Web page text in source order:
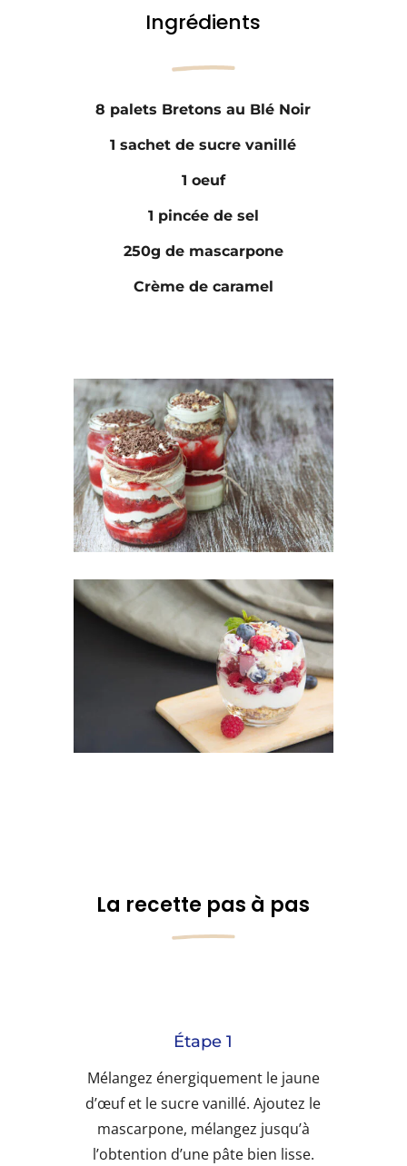
Ingrédients
8 palets Bretons au Blé Noir
1 sachet de sucre vanillé
1 oeuf
1 pincée de sel
250g de mascarpone
Crème de caramel
La recette pas à pas
Étape 1
Mélangez énergiquement le jaune
d’œuf et le sucre vanillé. Ajoutez le
mascarpone, mélangez jusqu’à
l’obtention d’une pâte bien lisse.